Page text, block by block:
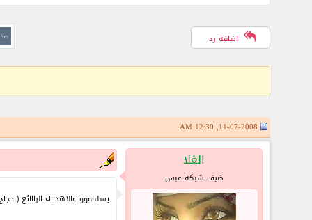
اضافة رد صفحة
الغلا
ضيف شبكة عبس
يسلمووو عالاهداااء الرااائع (